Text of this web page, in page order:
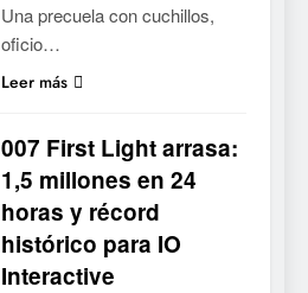
Una precuela con cuchillos,
oficio…
Leer más
007 First Light arrasa:
1,5 millones en 24
horas y récord
histórico para IO
Interactive